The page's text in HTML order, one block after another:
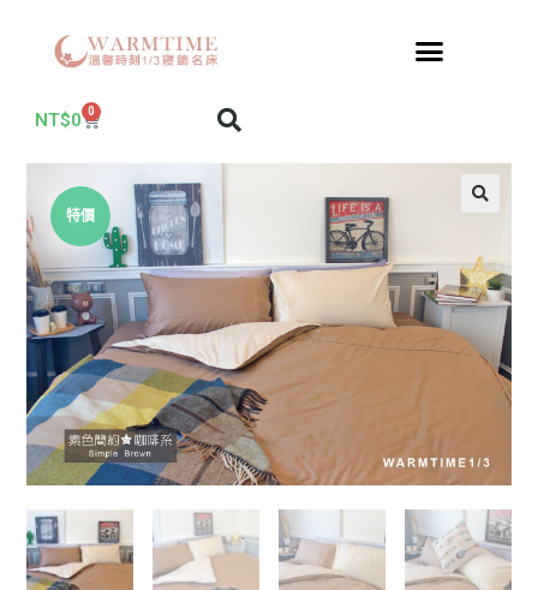
NT$0 0
特價